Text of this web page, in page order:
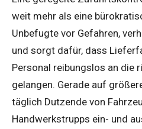
weit mehr als eine
Unbefugte vor Gefahren,
und sorgt dafür, dass
Personal reibungslos an die
gelangen. Gerade auf
täglich Dutzende von
Handwerkstrupps ein- und